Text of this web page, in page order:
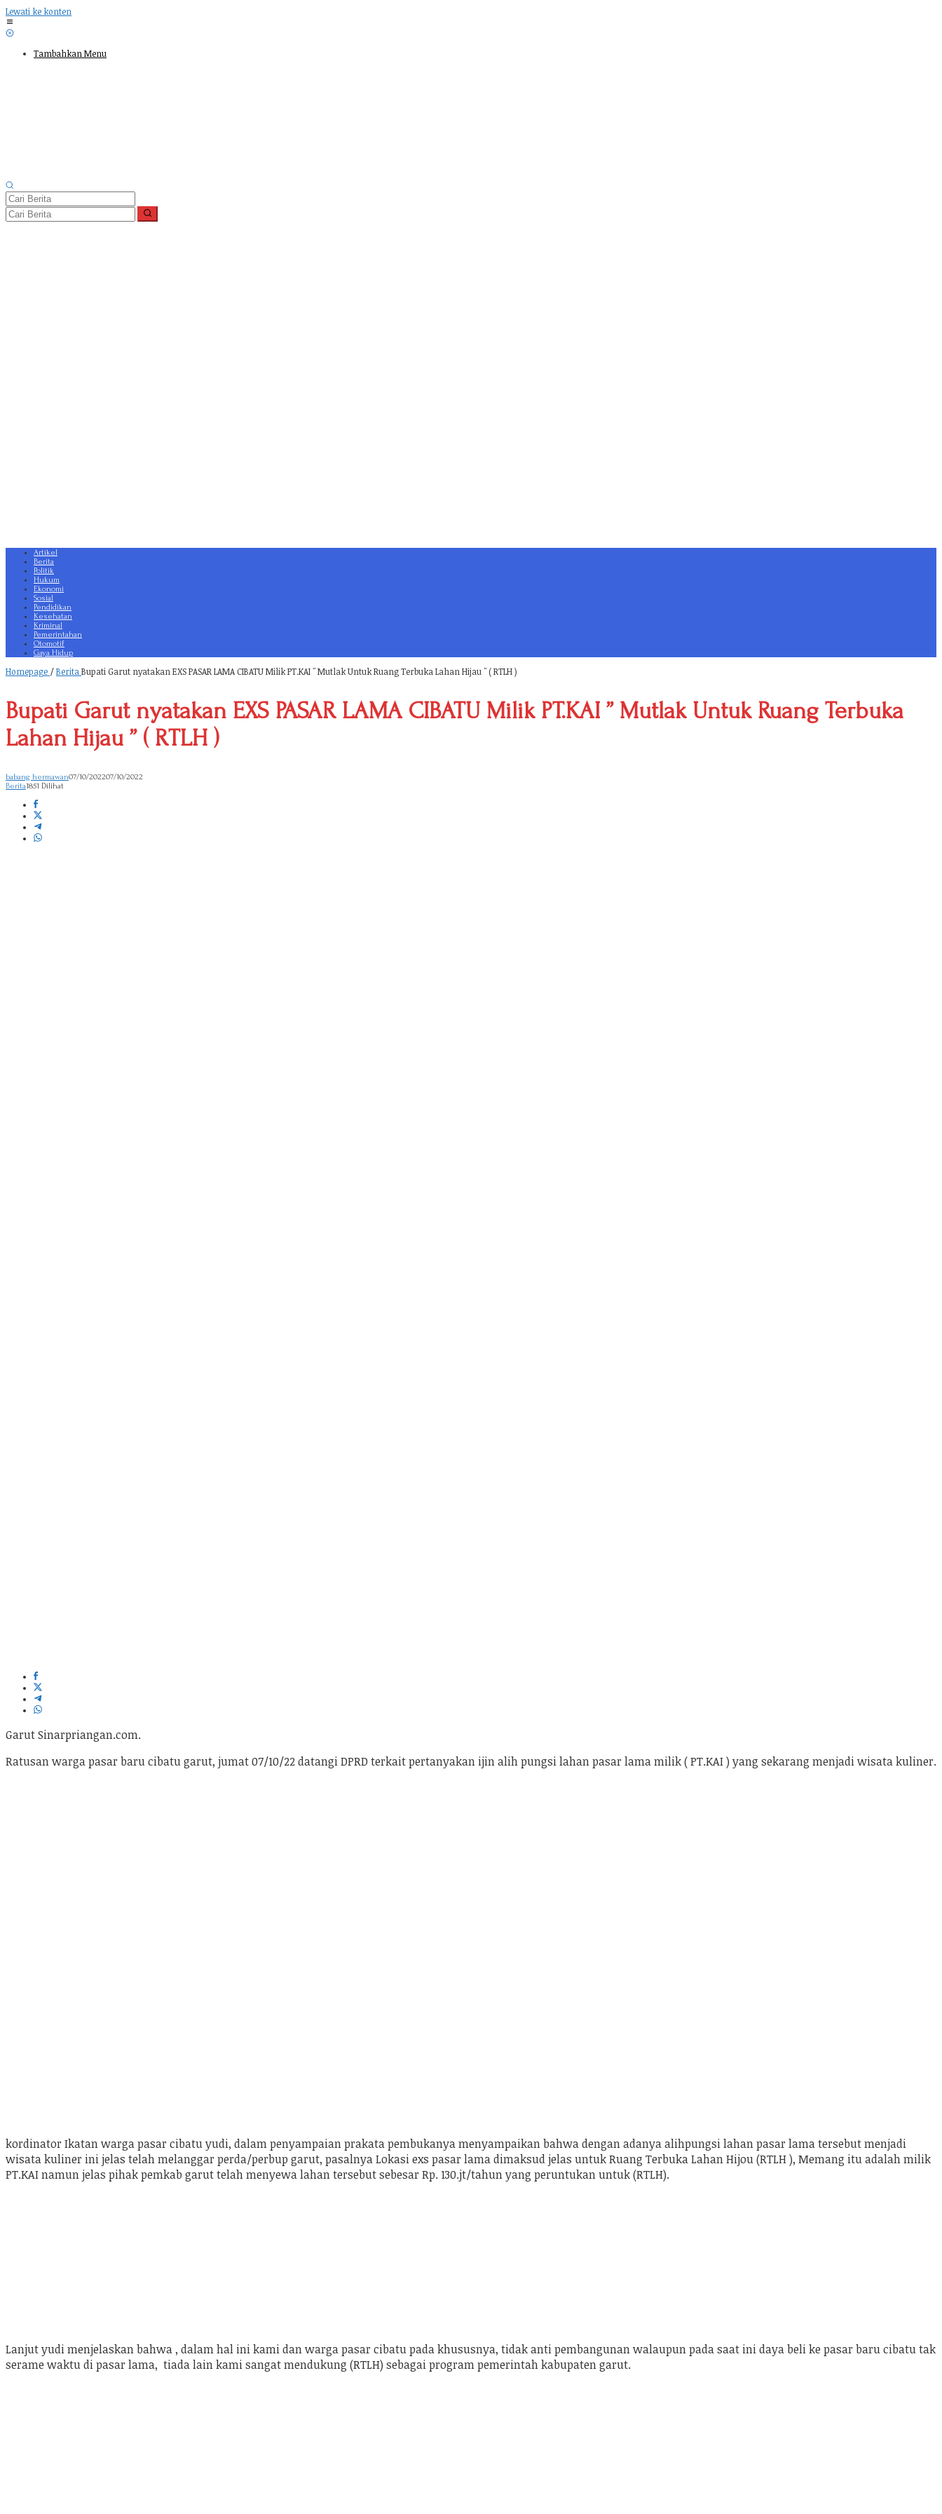
Lewati ke konten
Tambahkan Menu
Artikel
Berita
Politik
Hukum
Ekonomi
Sosial
Pendidikan
Kesehatan
Kriminal
Pemerintahan
Otomotif
Gaya Hidup
Homepage /BeritaBupati Garut nyatakan EXS PASAR LAMA CIBATU Milik PT.KAI " Mutlak Untuk Ruang Terbuka Lahan Hijau " ( RTLH )
Bupati Garut nyatakan EXS PASAR LAMA CIBATU Milik PT.KAI ” Mutlak Untuk Ruang Terbuka
Lahan Hijau ” ( RTLH )
babang hermawan07/10/202207/10/2022
Berita1851 Dilihat
Garut Sinarpriangan.com.
Ratusan warga pasar baru cibatu garut, jumat 07/10/22 datangi DPRD terkait pertanyakan ijin alih pungsi lahan pasar lama milik ( PT.KAI ) yang sekarang menjadi wisata kuliner.
kordinator Ikatan warga pasar cibatu yudi, dalam penyampaian prakata pembukanya menyampaikan bahwa dengan adanya alihpungsi lahan pasar lama tersebut menjadi
wisata kuliner ini jelas telah melanggar perda/perbup garut, pasalnya Lokasi exs pasar lama dimaksud jelas untuk Ruang Terbuka Lahan Hijou (RTLH ), Memang itu adalah milik
PT.KAI namun jelas pihak pemkab garut telah menyewa lahan tersebut sebesar Rp. 130.jt/tahun yang peruntukan untuk (RTLH).
Lanjut yudi menjelaskan bahwa , dalam hal ini kami dan warga pasar cibatu pada khususnya, tidak anti pembangunan walaupun pada saat ini daya beli ke pasar baru cibatu tak
serame waktu di pasar lama, tiada lain kami sangat mendukung (RTLH) sebagai program pemerintah kabupaten garut.